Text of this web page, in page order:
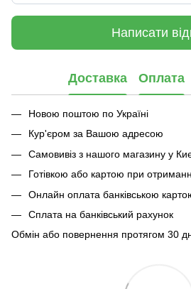
Написати
Доставка Оплата
Новою поштою по Україні
Кур'єром за Вашою адресою
Самовивіз з нашого магазину у
Готівкою або картою при
Онлайн оплата банківською
Сплата на банківський рахунок
Обмін або повернення протягом 30